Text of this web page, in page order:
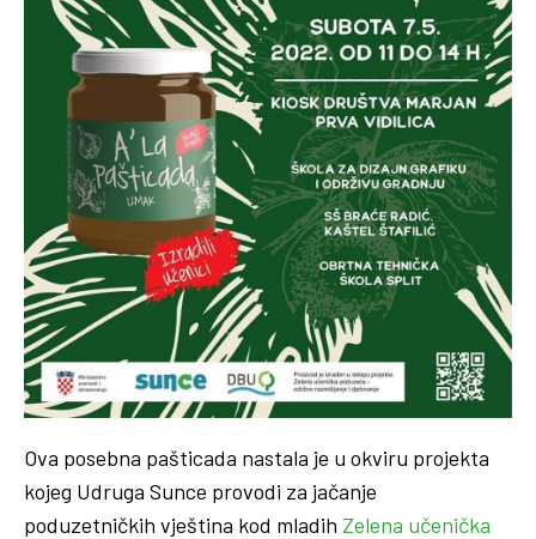
Ova posebna pašticada nastala je u okviru projekta
kojeg Udruga Sunce provodi za jačanje
poduzetničkih vještina kod mladih Zelena učenička